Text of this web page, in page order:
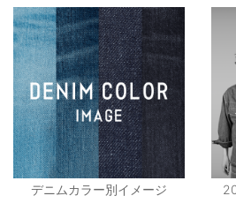
デニムカラー別イメージ